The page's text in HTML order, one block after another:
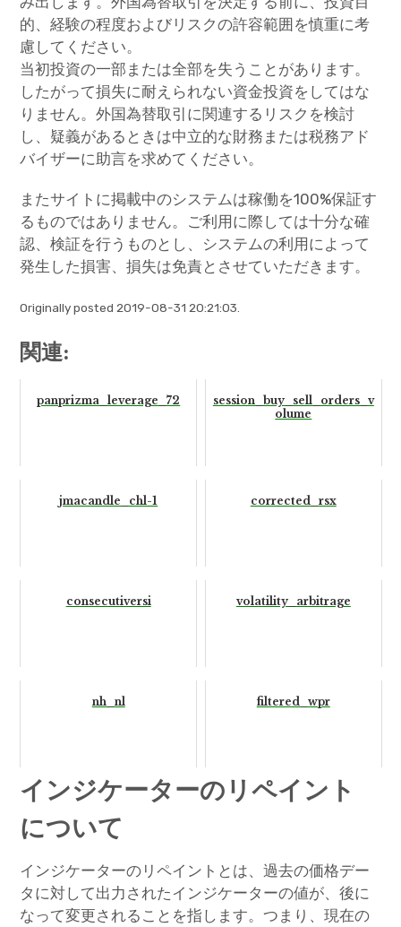
的、経験の程度およびリスクの許容範囲を慎重に考
慮してください。
当初投資の一部または全部を失うことがあります。
したがって損失に耐えられない資金投資をしてはな
りません。外国為替取引に関連するリスクを検討
し、疑義があるときは中立的な財務または税務アド
バイザーに助言を求めてください。
またサイトに掲載中のシステムは稼働を100%保証す
るものではありません。ご利用に際しては十分な確
認、検証を行うものとし、システムの利用によって
発生した損害、損失は免責とさせていただきます。
Originally posted 2019-08-31 20:21:03.
関連:
panprizma_leverage_72
session_buy_sell_orders_v
olume
jmacandle_chl-1 corrected_rsx
consecutiversi volatility_arbitrage
nh_nl filtered_wpr
インジケーターのリペイント
について
インジケーターのリペイントとは、過去の価格デー
タに対して出力されたインジケーターの値が、後に
なって変更されることを指します。つまり、現在の